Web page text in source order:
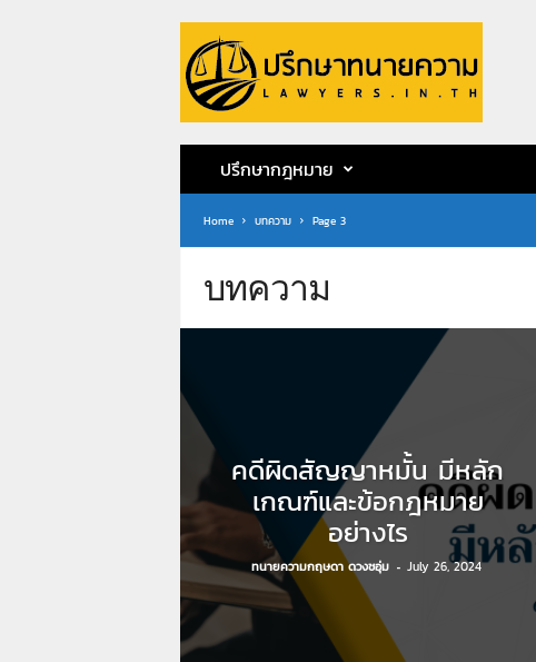
ป
ก
ษ
ว
ท
ย
า
L
a
w
y
e
r
ปรึกษากฎหมาย
Home บทความ Page 3
บทความ
คดีผิดสัญญาหมั้น มีหลัก
เกณฑ์และข้อกฎหมาย
อย่างไร
ทนายความกฤษดา ดวงชอุ่ม - July 26, 2024